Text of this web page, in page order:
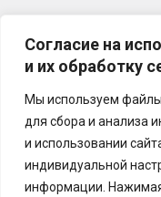
Согласие на
и их обработку
Мы используем
для сбора и анализа
и использовании
индивидуальной
информации.
Летом
сэкономить на
период
Copyright © 2025